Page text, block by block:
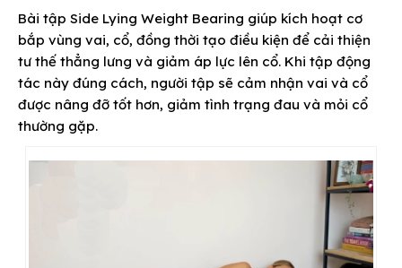
Bài tập Side Lying Weight Bearing giúp kích hoạt cơ
bắp vùng vai, cổ, đồng thời tạo điều kiện để cải thiện
tư thế thẳng lưng và giảm áp lực lên cổ. Khi tập động
tác này đúng cách, người tập sẽ cảm nhận vai và cổ
được nâng đỡ tốt hơn, giảm tình trạng đau và mỏi cổ
thường gặp.